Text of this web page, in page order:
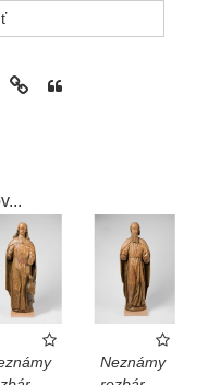
Neznámy